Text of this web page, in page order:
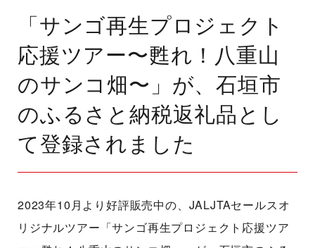
「サンゴ再生プロジェクト
応援ツアー〜甦れ！八重山
のサンコ畑〜」が、石垣市
のふるさと納税返礼品とし
て登録されました
2023年10月より好評販売中の、JALJTAセールスオ
リジナルツアー「サンゴ再生プロジェクト応援ツア